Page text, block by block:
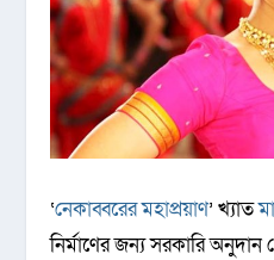
‘নেকাব্বরের মহাপ্রয়াণ’ খ্যাত
নির্মাণের জন্য সরকারি